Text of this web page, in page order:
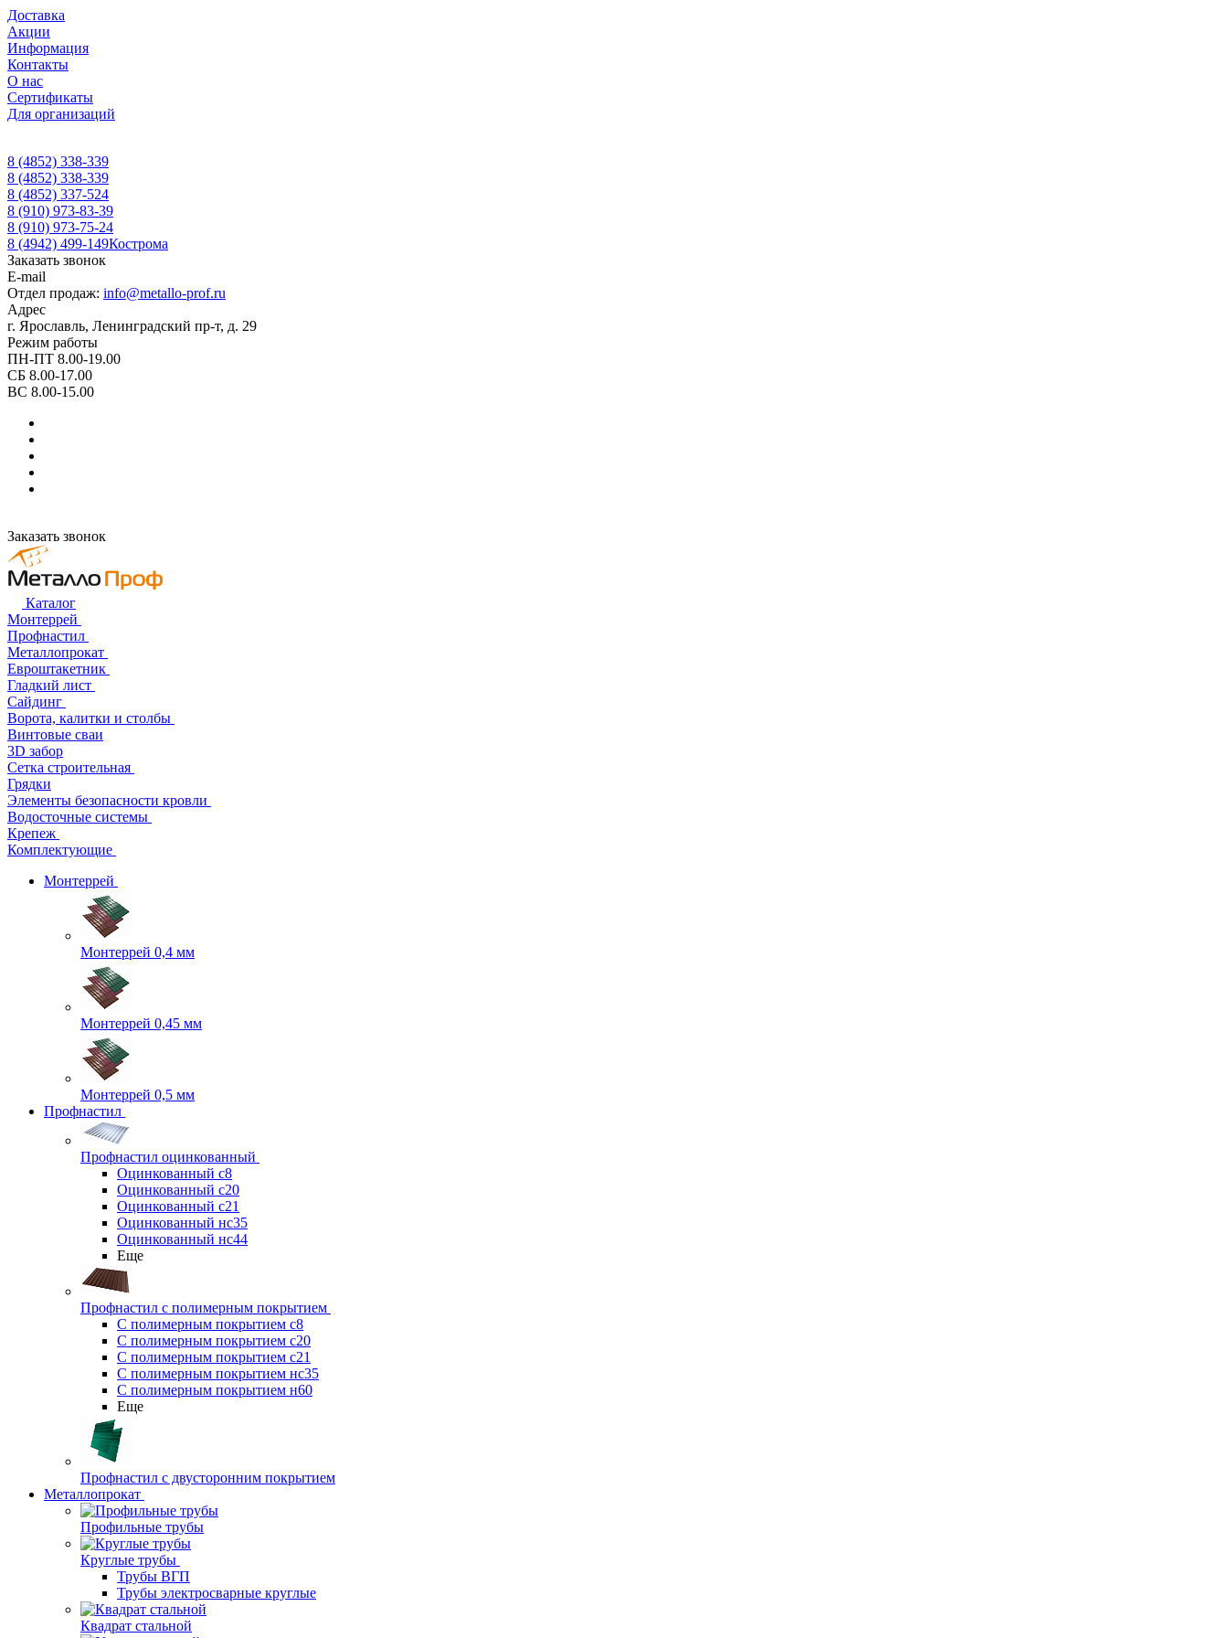
Доставка
Акции
Информация
Контакты
О нас
Сертификаты
Для организаций
8 (4852) 338-339
8 (4852) 338-339
8 (4852) 337-524
8 (910) 973-83-39
8 (910) 973-75-24
8 (4942) 499-149Кострома
Заказать звонок
E-mail
Отдел продаж: info@metallo-prof.ru
Адрес
г. Ярославль, Ленинградский пр-т, д. 29
Режим работы
ПН-ПТ 8.00-19.00
СБ 8.00-17.00
ВС 8.00-15.00
Заказать звонок
Каталог
Монтеррей
Профнастил
Металлопрокат
Евроштакетник
Гладкий лист
Сайдинг
Ворота, калитки и столбы
Винтовые сваи
3D забор
Сетка строительная
Грядки
Элементы безопасности кровли
Водосточные системы
Крепеж
Комплектующие
Монтеррей
Монтеррей 0,4 мм
Монтеррей 0,45 мм
Монтеррей 0,5 мм
Профнастил
Профнастил оцинкованный
Оцинкованный с8
Оцинкованный с20
Оцинкованный с21
Оцинкованный нс35
Оцинкованный нс44
Еще
Профнастил с полимерным покрытием
С полимерным покрытием с8
С полимерным покрытием с20
С полимерным покрытием с21
С полимерным покрытием нс35
С полимерным покрытием н60
Еще
Профнастил с двусторонним покрытием
Металлопрокат
Профильные трубы
Круглые трубы
Трубы ВГП
Трубы электросварные круглые
Квадрат стальной